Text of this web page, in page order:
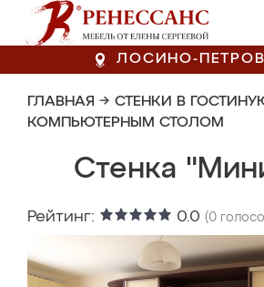
ЛОСИНО-
ГЛАВНАЯ → СТЕНКИ В
КОМПЬЮТЕРНЫМ СТОЛОМ
Стенка
Рейтинг: 0.0 (0